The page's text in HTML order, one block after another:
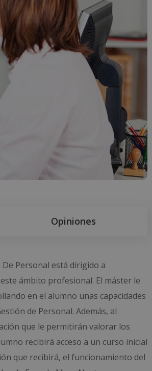
Opiniones
Personal está dirigido a
ámbito profesional. El máster le
en el alumno unas capacidades
de Personal. Además, al
que le permitirán valorar los
recibirá acceso a un curso inicial
que recibirá, el funcionamiento del